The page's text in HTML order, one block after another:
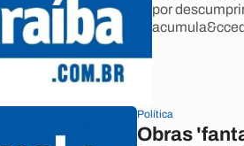
por
Política
Obras